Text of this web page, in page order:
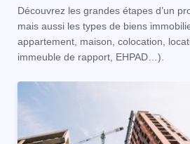
Découvrez les grandes étapes d’un
mais aussi les types de biens
appartement, maison, colocation,
immeuble de rapport, EHPAD…).